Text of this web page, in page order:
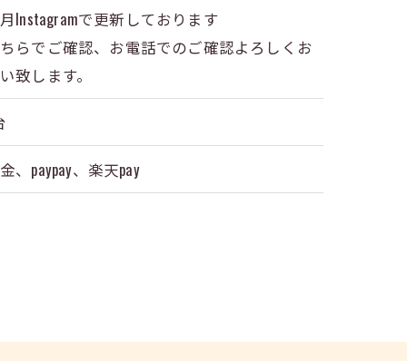
Instagramで更新しております
らでご確認、お電話でのご確認よろしくお
致します。
、paypay、楽天pay